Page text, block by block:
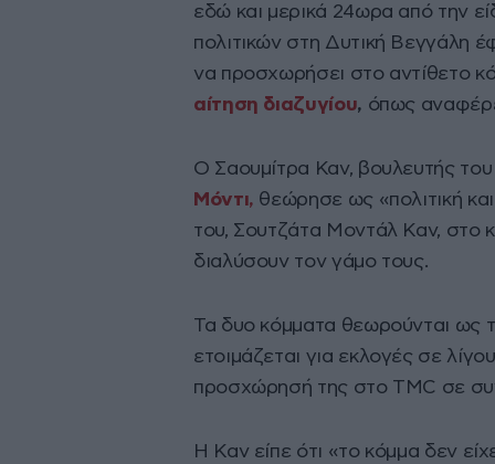
εδώ και μερικά 24ωρα από την
πολιτικών στη Δυτική Βεγγάλη
να προσχωρήσει στο αντίθετο
αίτηση διαζυγίου, όπως
Ο Σαουμίτρα Καν, βουλευτής του
Μόντι, θεώρησε ως «πολιτική
του, Σουτζάτα Μοντάλ Καν, στο
διαλύσουν τον γάμο τους.
Τα δυο κόμματα θεωρούνται ως
ετοιμάζεται για εκλογές σε
προσχώρησή της στο TMC σε
Η Καν είπε ότι «το κόμμα δεν